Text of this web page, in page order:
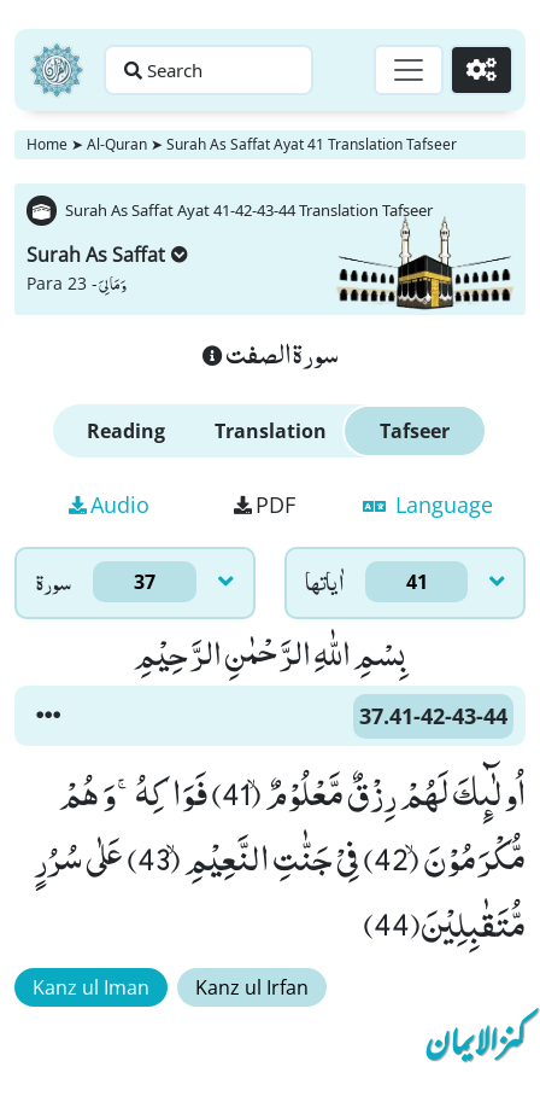
Search Go
Home ➤ Al-Quran ➤ Surah As Saffat Ayat 41 Translation Tafseer
Surah As Saffat Ayat 41-42-43-44 Translation Tafseer
Surah As Saffat
Para 23 -وَ مَا لِیَ
سورة الصفت
Reading Translation Tafseer
Audio PDF Language
سورۃ 37 اٰياتها 41
بِسْمِ اللّٰهِ الرَّحْمٰنِ الرَّحِیْمِ
37.41-42-43-44
اُولٰٓىٕكَ لَهُمْ رِزْقٌ مَّعْلُوْمٌۙ (41) فَوَاكِهُۚ-وَ هُمْ
مُّكْرَمُوْنَۙ (42) فِیْ جَنّٰتِ النَّعِیْمِۙ (43) عَلٰى سُرُرٍ
مُّتَقٰبِلِیْنَ(44)
Kanz ul Iman Kanz ul Irfan
کنزالایمان